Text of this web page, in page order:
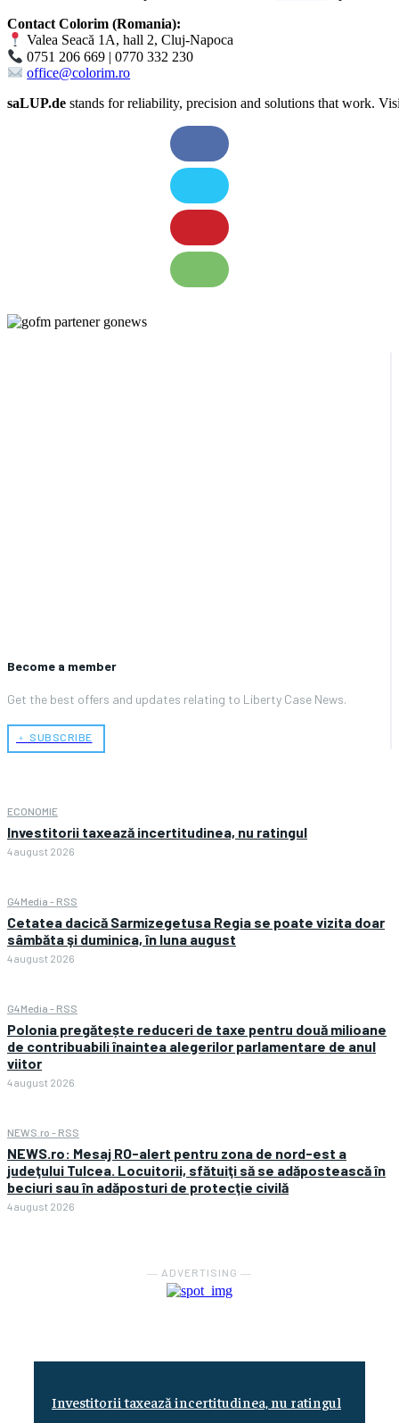
Become a member
Get the best offers and updates relating to Liberty Case News.
﹢ SUBSCRIBE
ECONOMIE
Investitorii taxează incertitudinea, nu ratingul
4 august 2026
G4Media - RSS
Cetatea dacică Sarmizegetusa Regia se poate vizita doar
sâmbăta şi duminica, în luna august
4 august 2026
G4Media - RSS
Polonia pregătește reduceri de taxe pentru două milioane
de contribuabili înaintea alegerilor parlamentare de anul
viitor
4 august 2026
NEWS.ro - RSS
NEWS.ro: Mesaj RO-alert pentru zona de nord-est a
judeţului Tulcea. Locuitorii, sfătuiţi să se adăpostească în
beciuri sau în adăposturi de protecţie civilă
4 august 2026
― ADVERTISING ―
Investitorii taxează incertitudinea, nu ratingul
Contact Colorim (Romania):
Valea Seacă 1A, hall 2, Cluj-Napoca
0751 206 669 | 0770 332 230
office@colorim.ro
saLUP.de stands for reliability, precision and solutions that work.